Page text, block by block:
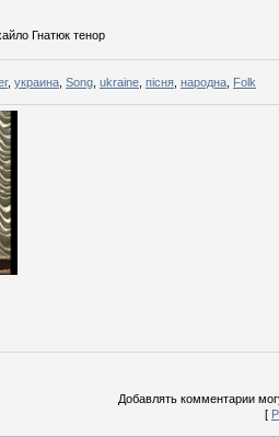
Гнатюк тенор
, украина Song ukraine пісня народна Folk
Добавлять комментарии
[